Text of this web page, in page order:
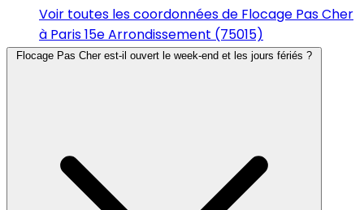
Voir toutes les coordonnées de Flocage Pas Cher
à Paris 15e Arrondissement (75015)
Flocage Pas Cher est-il ouvert le week-end et les jours fériés ?